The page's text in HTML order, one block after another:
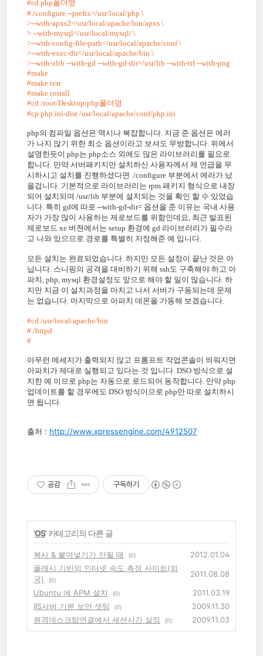
#cd php폴더명
#./configure --prefix=/usr/local/php \
>--with-apxs2=/usr/local/apache/bin/apxs \
> --with-mysql=/usr/local/mysql/ \
>--with-config-file-path=/usr/local/apache/conf \
>--with-exec-dir=/usr/local/apache/bin \
>--with-zlib --with-gd --with-gd-dir=/usr/lib --with-ttf --with-png
#make
#make test
#make install
#cd /root/Desktop/php폴더명
#cp php.ini-dist /usr/local/apache/conf/php.ini
php의 컴파일 옵션은 역시나 복잡합니다. 지금 준 옵션은 에러
가 나지 않기 위한 최소 옵션이라고 보셔도 무방합니다. 위에서
설명한듯이 php는 php소스 외에도 많은 라이브러리를 필요로
합니다. 만약 서버패키지만 설치하신 사용자께서 제 언급을 무
시하시고 설치를 진행하셨다면 ./configure 부분에서 에러가 났
을겁니다. 기본적으로 라이브러리는 rpm 패키지 형식으로 내장
되어 설치되며 /usr/lib 부분에 설치되는 것을 확인 할 수 있었습
니다. 특히 gd에 따로 --with-gd-dir= 옵션을 준 이유는 국내 사용
자가 가장 많이 사용하는 제로보드를 위함인데요, 최근 발표된
제로보드 xe 버젼에서는 setup 환경에 gd 라이브러리가 필수라
고 나와 있으므로 경로를 특별히 지정해준 예 입니다.
모든 설치는 완료되었습니다. 하지만 모든 설정이 끝난 것은 아
닙니다. 스니핑의 공격을 대비하기 위해 ssh도 구축해야 하고 아
파치, php, mysql 환경설정도 앞으로 해야 할 일이 많습니다. 하
지만 지금 이 설치과정을 마치고 나서 서버가 구동되는데 문제
는 없습니다. 마지막으로 아파치 데몬을 가동해 보겠습니다.
#cd /usr/local/apache/bin
#./httpd
#
아무런 메세지가 출력되지 않고 프롬프트 작업콘솔이 띄워지면
아파치가 제대로 실행되고 있다는 것 입니다. DSO 방식으로 설
치한 예 이므로 php는 자동으로 로드되어 동작합니다. 만약 php
업데이트를 할 경우에도 DSO 방식이므로 php만 따로 설치하시
면 됩니다.
출처 : http://www.xpressengine.com/4912507
공감 구독하기
'OS' 카테고리의 다른 글
복사 & 붙여넣기가 안될 때 (0)
2012.01.04
플래시 기반의 인터넷 속도 측정 사이트(외
국)
(0)
2011.08.08
Ubuntu 에 APM 설치
(0)
2011.03.19
IIS서버 기본 보안 셋팅
(0)
2009.11.30
원격데스크탑연결에서 세션시간 설정
(0) 2009.11.03